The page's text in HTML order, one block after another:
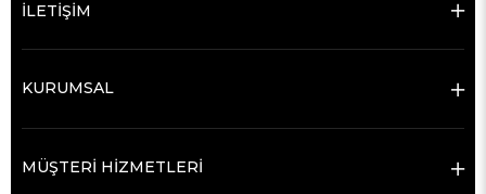
İLETİŞİM
KURUMSAL
MÜŞTERİ HİZMETLERİ